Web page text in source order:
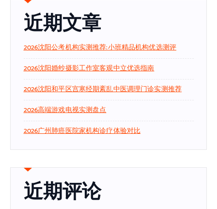
近期文章
2026沈阳公考机构实测推荐:小班精品机构优选测评
2026沈阳婚纱摄影工作室客观中立优选指南
2026沈阳和平区宫寒经期紊乱中医调理门诊实测推荐
2026高端游戏电视实测盘点
2026广州肺癌医院家机构诊疗体验对比
近期评论